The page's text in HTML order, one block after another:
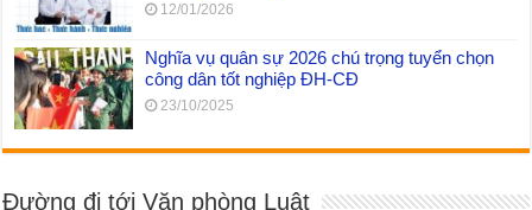
12/01/2026
Nghĩa vụ quân sự 2026 chú trọng tuyển chọn
công dân tốt nghiệp ĐH-CĐ
23/10/2025
Đường đi tới Văn phòng Luật